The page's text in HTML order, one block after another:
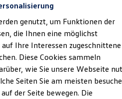
für Gebrauchtwagen
dieser Seite ist die Autohaus
& Rechtliches)
München
genutzt, um Funktionen der
die Ihnen eine möglichst
Ihre Interessen zugeschnittene
Diese Cookies sammeln
wie Sie unsere Webseite
Seiten Sie am meisten
der Seite bewegen. Die